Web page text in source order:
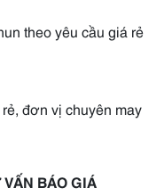
theo yêu cầu giá rẻ
đơn vị chuyên may
BÁO GIÁ